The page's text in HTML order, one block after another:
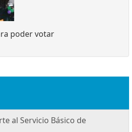
poder votar
al Servicio Básico de